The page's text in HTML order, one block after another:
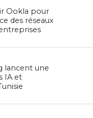
Ookla pour
des réseaux
lancent une
IA et